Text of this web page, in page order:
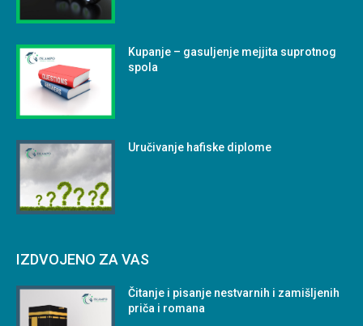
Kupanje – gasuljenje mejjita suprotnog
spola
Uručivanje hafiske diplome
IZDVOJENO ZA VAS
Čitanje i pisanje nestvarnih i zamišljenih
priča i romana